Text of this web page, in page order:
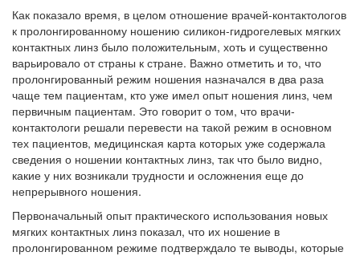
Как показало время, в целом отношение врачей-контактологов
к пролонгированному ношению силикон-гидрогелевых мягких
контактных линз было положительным, хоть и существенно
варьировало от страны к стране. Важно отметить и то, что
пролонгированный режим ношения назначался в два раза
чаще тем пациентам, кто уже имел опыт ношения линз, чем
первичным пациентам. Это говорит о том, что врачи-
контактологи решали перевести на такой режим в основном
тех пациентов, медицинская карта которых уже содержала
сведения о ношении контактных линз, так что было видно,
какие у них возникали трудности и осложнения еще до
непрерывного ношения.
Первоначальный опыт практического использования новых
мягких контактных линз показал, что их ношение в
пролонгированном режиме подтверждало те выводы, которые